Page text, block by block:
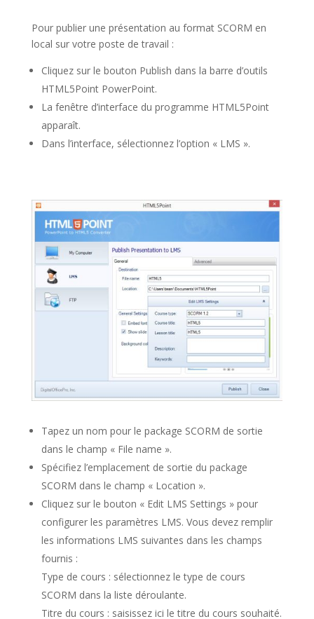
Pour publier une présentation au format SCORM en
local sur votre poste de travail :
Cliquez sur le bouton Publish dans la barre d’outils
HTML5Point PowerPoint.
La fenêtre d’interface du programme HTML5Point
apparaît.
Dans l’interface, sélectionnez l’option « LMS ».
Tapez un nom pour le package SCORM de sortie
dans le champ « File name ».
Spécifiez l’emplacement de sortie du package
SCORM dans le champ « Location ».
Cliquez sur le bouton « Edit LMS Settings » pour
configurer les paramètres LMS. Vous devez remplir
les informations LMS suivantes dans les champs
fournis :
Type de cours : sélectionnez le type de cours
SCORM dans la liste déroulante.
Titre du cours : saisissez ici le titre du cours souhaité.